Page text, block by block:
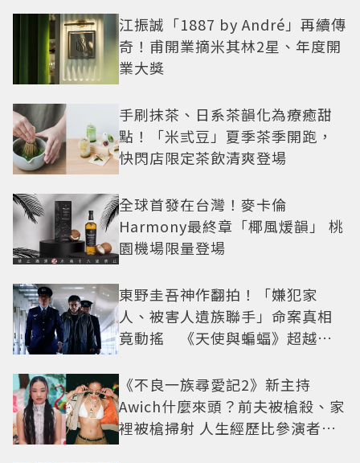
江振誠「1887 by André」再續傳
奇！甫開業摘米其林2星、年度開
業大獎
手刷抹茶、日系茶韻化為療癒甜
點！「米弎豆」夏季茶季開跑，
快閃店限定茶飲清爽登場
全球首發在台灣！麥卡倫
Harmony最終章「椰風煖韻」 桃
園機場限量登場
東野圭吾神作翻拍！「嫌犯家
人、被害人遺族聯手」命案真相
竟動搖 《天使與蝙蝠》超越懸
《不良一族尋愛記2》新主持
Awich什麼來頭？前夫被槍殺、家
裡被槍掃射 人生經歷比參演者還